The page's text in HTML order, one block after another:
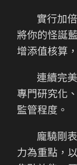
實行加
將你的怪誕
增添值核算
連續完
專門研究化
監管程度。
龐驍剛
力為重點，